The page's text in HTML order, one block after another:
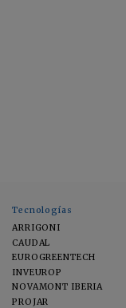
Tecnologías
ARRIGONI
CAUDAL
EUROGREENTECH
INVEUROP
NOVAMONT IBERIA
PROJAR